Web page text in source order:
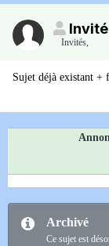
Invité
Invités,
Sujet déjà existant
Archivé
Ce sujet est